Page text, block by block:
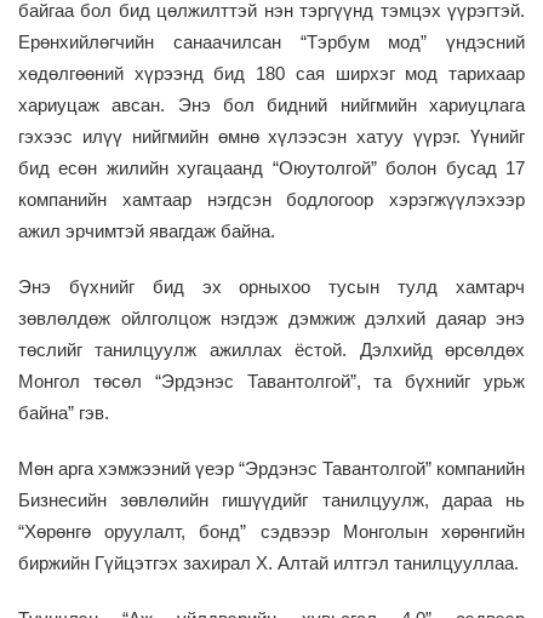
байгаа бол бид цөлжилттэй нэн тэргүүнд тэмцэх үүрэгтэй.
Ерөнхийлөгчийн санаачилсан “Тэрбум мод” үндэсний
хөдөлгөөний хүрээнд бид 180 сая ширхэг мод тарихаар
хариуцаж авсан. Энэ бол бидний нийгмийн хариуцлага
гэхээс илүү нийгмийн өмнө хүлээсэн хатуу үүрэг. Үүнийг
бид есөн жилийн хугацаанд “Оюутолгой” болон бусад 17
компанийн хамтаар нэгдсэн бодлогоор хэрэгжүүлэхээр
ажил эрчимтэй явагдаж байна.
Энэ бүхнийг бид эх орныхоо тусын тулд хамтарч
зөвлөлдөж ойлголцож нэгдэж дэмжиж дэлхий даяар энэ
төслийг танилцуулж ажиллах ёстой. Дэлхийд өрсөлдөх
Монгол төсөл “Эрдэнэс Тавантолгой”, та бүхнийг урьж
байна” гэв.
Мөн арга хэмжээний үеэр “Эрдэнэс Тавантолгой” компанийн
Бизнесийн зөвлөлийн гишүүдийг танилцуулж, дараа нь
“Хөрөнгө оруулалт, бонд” сэдвээр Монголын хөрөнгийн
биржийн Гүйцэтгэх захирал Х. Алтай илтгэл танилцууллаа.